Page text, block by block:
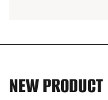
NEW PRODUCT